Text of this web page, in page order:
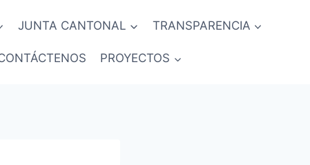
JUNTA CANTONAL TRANSPARENCIA
PROYECTOS